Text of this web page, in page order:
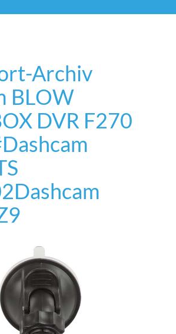
Archiv
BLOW
DVR F270
Dashcam
Dashcam